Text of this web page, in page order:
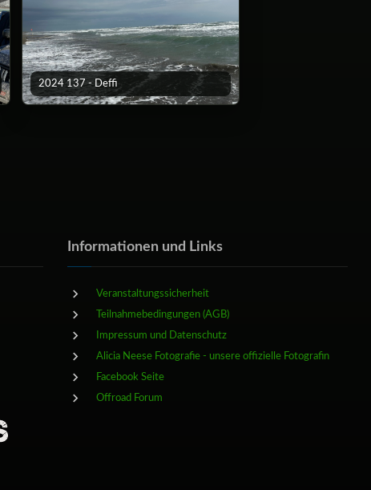
2024 137 - Deffi
Informationen und Links
Veranstaltungssicherheit
Teilnahmebedingungen (AGB)
Impressum und Datenschutz
Alicia Neese Fotografie - unsere offizielle Fotografin
Facebook Seite
Offroad Forum